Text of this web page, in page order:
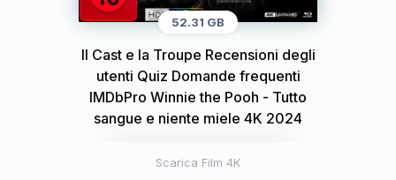
52.31 GB
Il Cast e la Troupe Recensioni degli
utenti Quiz Domande frequenti
IMDbPro Winnie the Pooh - Tutto
sangue e niente miele 4K 2024
Scarica Film 4K